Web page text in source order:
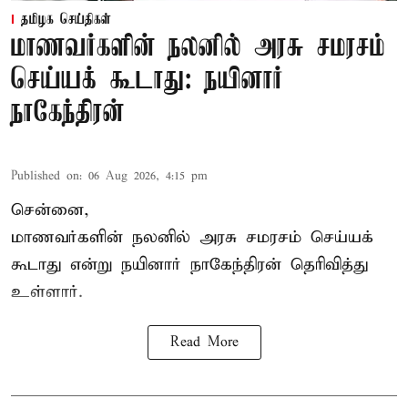
தமிழக செய்திகள்
மாணவர்களின் நலனில் அரசு சமரசம்
செய்யக் கூடாது: நயினார்
நாகேந்திரன்
Published on: 06 Aug 2026, 4:15 pm
சென்னை,
மாணவர்களின் நலனில் அரசு சமரசம் செய்யக்
கூடாது என்று நயினார் நாகேந்திரன் தெரிவித்து
உள்ளார்.
Read More